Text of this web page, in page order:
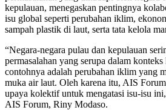
kepulauan, menegaskan pentingnya
isu global seperti perubahan iklim,
sampah plastik di laut, serta tata kelola
“Negara-negara pulau dan kepulauan
permasalahan yang serupa dalam
contohnya adalah perubahan iklim yang
muka air laut. Oleh karena itu, AIS
upaya kolektif untuk mengatasi isu-isu
AIS Forum, Riny Modaso.